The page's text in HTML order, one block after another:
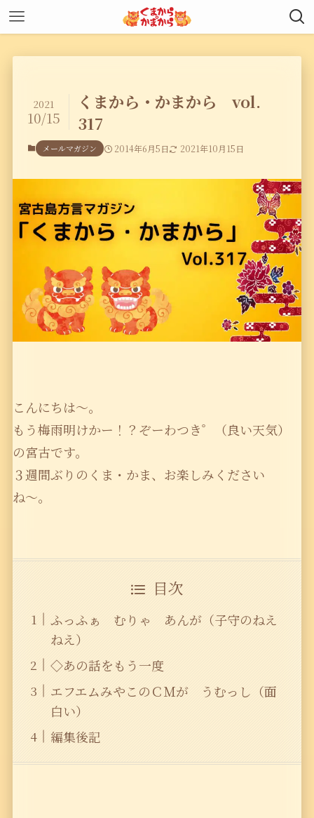
くまから・かまから vol.
317
2021
10/15
メールマガジン 2014年6月5日 2021年10月15日
こんにちは〜。
もう梅雨明けかー！？ぞーわつき゜（良い天気）
の宮古です。
３週間ぶりのくま・かま、お楽しみください
ね〜。
目次
ふっふぁ むりゃ あんが（子守のねえ
ねえ）
◇あの話をもう一度
エフエムみやこのＣＭが うむっし（面
白い）
編集後記